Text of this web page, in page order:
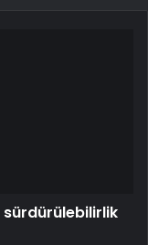
sürdürülebilirlik